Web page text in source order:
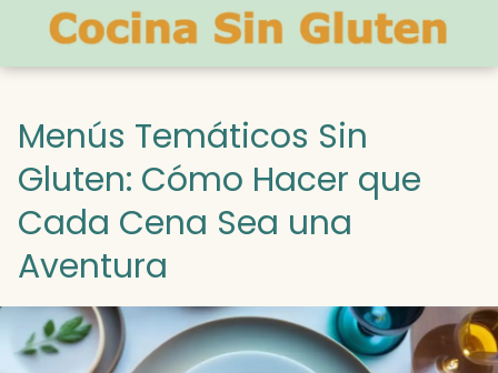
Menús Temáticos Sin
Gluten: Cómo Hacer que
Cada Cena Sea una
Aventura